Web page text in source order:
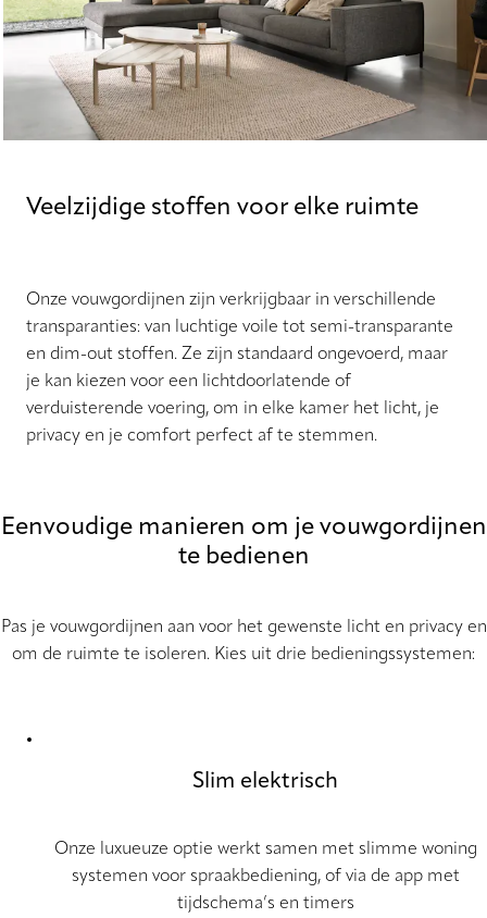
Veelzijdige stoffen voor elke ruimte
Onze vouwgordijnen zijn verkrijgbaar in verschillende
transparanties: van luchtige voile tot semi-transparante
en dim-out stoffen. Ze zijn standaard ongevoerd, maar
je kan kiezen voor een lichtdoorlatende of
verduisterende voering, om in elke kamer het licht, je
privacy en je comfort perfect af te stemmen.
Eenvoudige manieren om je vouwgordijnen
te bedienen
Pas je vouwgordijnen aan voor het gewenste licht en privacy en
om de ruimte te isoleren. Kies uit drie bedieningssystemen:
Slim elektrisch
Onze luxueuze optie werkt samen met slimme woning
systemen voor spraakbediening, of via de app met
tijdschema’s en timers